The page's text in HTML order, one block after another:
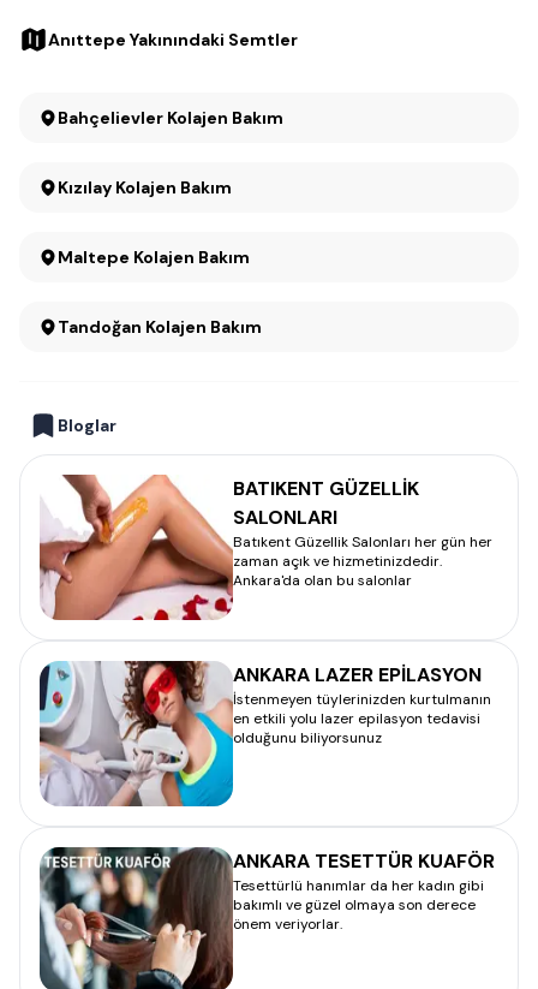
Anıttepe Yakınındaki Semtler
Bahçelievler Kolajen Bakım
Kızılay Kolajen Bakım
Maltepe Kolajen Bakım
Tandoğan Kolajen Bakım
Bloglar
BATIKENT GÜZELLİK
SALONLARI
Batıkent Güzellik Salonları her gün her
zaman açık ve hizmetinizdedir.
Ankara'da olan bu salonlar
ANKARA LAZER EPİLASYON
İstenmeyen tüylerinizden kurtulmanın
en etkili yolu lazer epilasyon tedavisi
olduğunu biliyorsunuz
ANKARA TESETTÜR KUAFÖR
Tesettürlü hanımlar da her kadın gibi
bakımlı ve güzel olmaya son derece
önem veriyorlar.